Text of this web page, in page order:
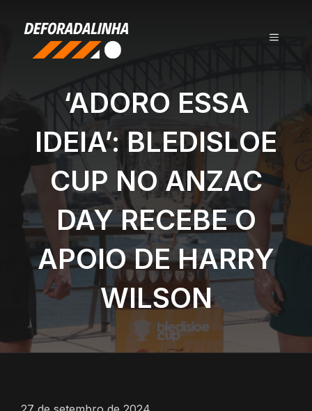
conteúdo
MENU
‘ADORO ESSA
IDEIA’: BLEDISLOE
CUP NO ANZAC
DAY RECEBE O
APOIO DE HARRY
WILSON